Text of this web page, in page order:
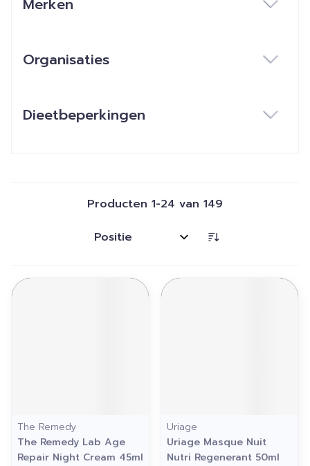
Merken
Organisaties
Dieetbeperkingen
Producten 1-24 van 149
Sorteer op:
The Remedy
The Remedy Lab Age
Repair Night Cream 45ml
Uriage
Uriage Masque Nuit
Nutri Regenerant 50ml